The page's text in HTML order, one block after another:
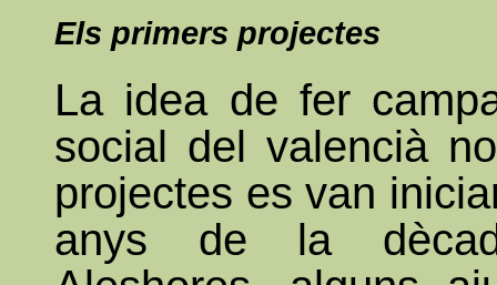
Els primers projectes
La idea de fer
social del valencià
projectes es van
anys de la